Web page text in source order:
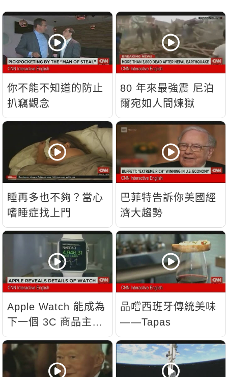
你不能不知道的防止
扒竊觀念
80 年來最強震 尼泊
爾宛如人間煉獄
睡再多也不夠？當心
嗜睡症找上門
巴菲特告訴你美國經
濟大趨勢
Apple Watch 能成為
下一個 3C 商品主
流？
品嚐西班牙傳統美味
——Tapas